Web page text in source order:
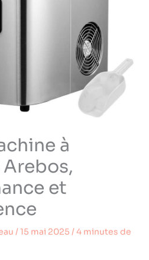
à
et
/15 mai 2025 /4 minutes de